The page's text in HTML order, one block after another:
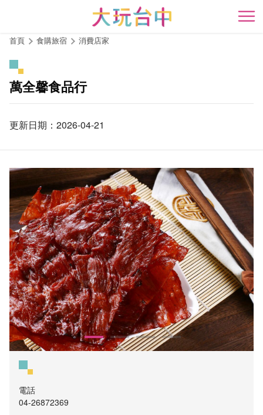
開
首頁 食購旅宿 消費店家
萬全馨食品行
更新日期：2026-04-21
電話
04-26872369